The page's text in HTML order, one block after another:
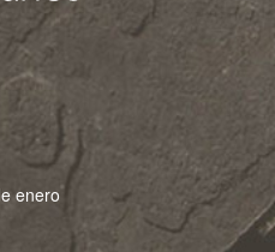
enero